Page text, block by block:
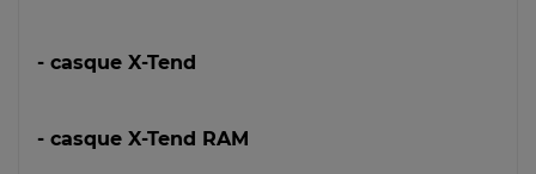
- casque X-Tend
- casque X-Tend RAM